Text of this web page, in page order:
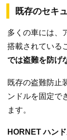
既存のセキ
多くの車には、
搭載されている
では盗難を防げ
既存の盗難防止
ンドルを固定で
ます。
HORNET ハン